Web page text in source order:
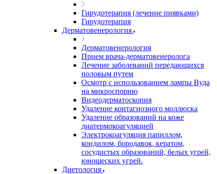
Гирудотерапия (лечение пиявками)
Гирудотерапия
Дерматовенерология
Дерматовенерология
Прием врача-дерматовенеролога
Лечение заболеваний передающихся
половым путем
Осмотр с использованием лампы Вуда
на микроспорию
Видеодерматоскопия
Удаление контагиозного моллюска
Удаление образований на коже
диатермокоагуляцией
Электрокоагуляция папиллом,
кондилом, бородавок, кератом,
сосудистых образований, белых угрей,
юношеских угрей.
Диетология